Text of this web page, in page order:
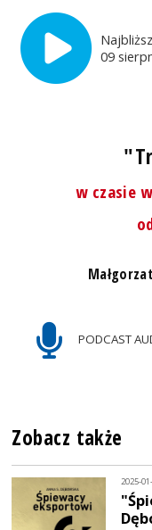
09
w czasie
PODCAST
Zobacz także
2025-